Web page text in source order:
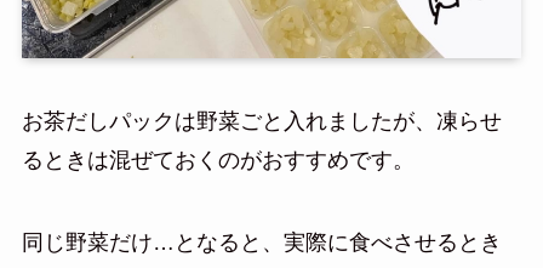
お茶だしパックは野菜ごと入れましたが、凍らせ
るときは混ぜておくのがおすすめです。
同じ野菜だけ…となると、実際に食べさせるとき